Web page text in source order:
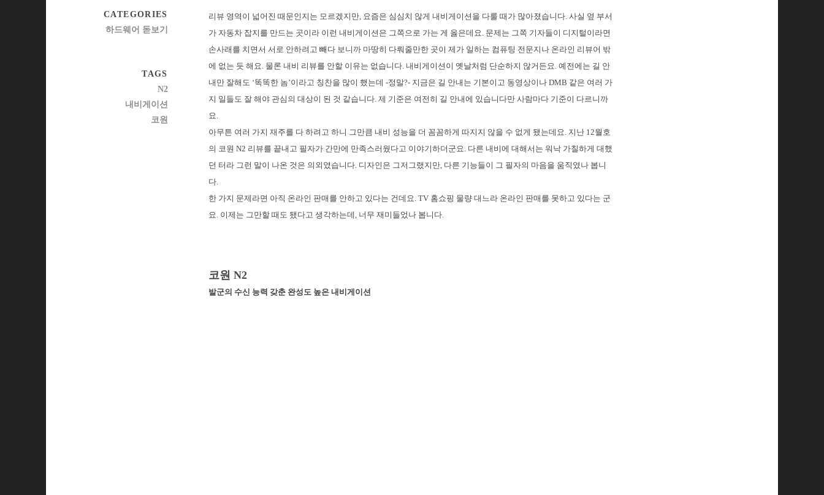
리뷰 영역이 넓어진 때문인지는 모르겠지만, 요즘은 심심치 않게 내비게이션을 다룰 때가 많아졌습니다. 사실 옆 부서
가 자동차 잡지를 만드는 곳이라 이런 내비게이션은 그쪽으로 가는 게 옳은데요. 문제는 그쪽 기자들이 디지털이라면
손사래를 치면서 서로 안하려고 빼다 보니까 마땅히 다뤄줄만한 곳이 제가 일하는 컴퓨팅 전문지나 온라인 리뷰어 밖
에 없는 듯 해요. 물론 내비 리뷰를 안할 이유는 없습니다. 내비게이션이 옛날처럼 단순하지 않거든요. 예전에는 길 안
내만 잘해도 ‘똑똑한 놈’이라고 칭찬을 많이 했는데 -정말?- 지금은 길 안내는 기본이고 동영상이나 DMB 같은 여러 가
지 일들도 잘 해야 관심의 대상이 된 것 같습니다. 제 기준은 여전히 길 안내에 있습니다만 사람마다 기준이 다르니까
요.
아무튼 여러 가지 재주를 다 하려고 하니 그만큼 내비 성능을 더 꼼꼼하게 따지지 않을 수 없게 됐는데요. 지난 12월호
의 코원 N2 리뷰를 끝내고 필자가 간만에 만족스러웠다고 이야기하더군요. 다른 내비에 대해서는 워낙 가칠하게 대했
던 터라 그런 말이 나온 것은 의외였습니다. 디자인은 그저그랬지만, 다른 기능들이 그 필자의 마음을 움직였나 봅니
다.
한 가지 문제라면 아직 온라인 판매를 안하고 있다는 건데요. TV 홈쇼핑 물량 대느라 온라인 판매를 못하고 있다는 군
요. 이제는 그만할 때도 됐다고 생각하는데, 너무 재미들었나 봅니다.
코원 N2
발군의 수신 능력 갖춘 완성도 높은 내비게이션
CATEGORIES
하드웨어 돋보기
TAGS
N2
내비게이션
코원